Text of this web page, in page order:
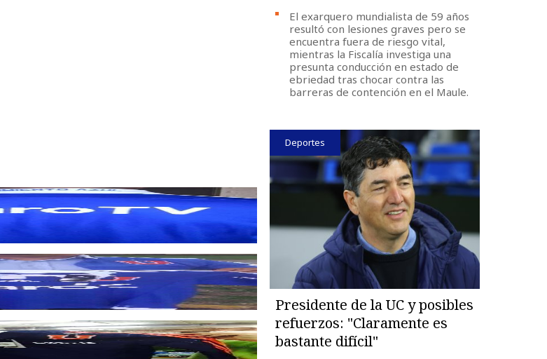
El exarquero mundialista de 59 años
resultó con lesiones graves pero se
encuentra fuera de riesgo vital,
mientras la Fiscalía investiga una
presunta conducción en estado de
ebriedad tras chocar contra las
barreras de contención en el Maule.
Deportes
Presidente de la UC y posibles
refuerzos: "Claramente es
bastante difícil"